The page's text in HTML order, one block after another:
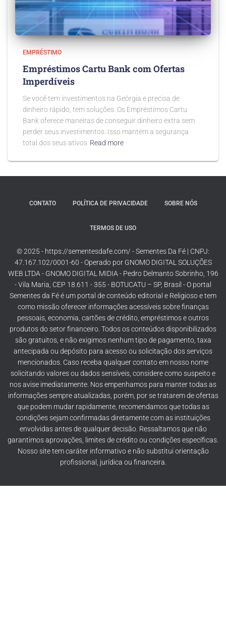
EMPRÉSTIMO
Empréstimos Cartu Bank com Ofertas
Imperdíveis
Se você tem investimentos na Geórgia e precisa de
dinheiro rápido, tem soluções. Os Empréstimos Cartu
Bank oferece maneiras de conseguir dinheiro extra sem
perder seus investimentos. Isso mantém a segurança
total dos seus ativos Read more
CONTATO POLÍTICA DE PRIVACIDADE SOBRE NÓS
TERMOS DE USO
© 2025 - https://sementesdafe.com/ - Sementes Da Fé | CNPJ:
47.167.102/0001-60 - Operado por GNOMO DIGITAL SOLUÇÕES
WEB LTDA - GNOMO DIGITAL MIDIA - Pedro Delmanto Sobrinho, 196
- Vila Maria, CEP 18.611 - 355 - BOTUCATU – SP, Brasil - O portal
Sementes da Fé é um portal de conteúdo editorial e Religioso e tem
como missão oferecer informações acessíveis sobre finanças
pessoais, economia, cartões de crédito, empréstimos e outros
produtos do setor financeiro. Todos os conteúdos disponibilizados
são gratuitos, e não exigimos nenhum tipo de pagamento, taxa
antecipada ou depósito para acesso ou solicitação dos serviços
mencionados. Caso receba qualquer contato em nosso nome
solicitando valores ou dados sensíveis, considere como suspeito e
nos avise imediatamente. Nos empenhamos para manter todas as
informações sempre atualizadas, porém, por se tratarem de ofertas
que podem mudar rapidamente, recomendamos que todas as
condições sejam confirmadas diretamente com as instituições
envolvidas antes de qualquer decisão. Ressaltamos que não
garantimos aprovações, limites de crédito ou condições específicas.
Nosso site tem caráter informativo e não substitui orientação
profissional, jurídica ou financeira.